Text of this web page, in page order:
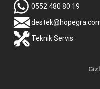
0552 480 80 19
Teknik Servis